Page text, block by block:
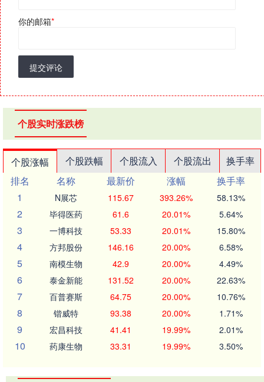
你的邮箱*
提交评论
个股实时涨跌榜
个股涨幅 个股跌幅 个股流入 个股流出
换手率
排名
名称 最新价 涨幅
换手率
1
N展芯 115.67 393.26% 58.13%
2 毕得医药 61.6 20.01% 5.64%
3 一博科技 53.33 20.01% 15.80%
4 方邦股份 146.16 20.00% 6.58%
5 南模生物 42.9 20.00% 4.49%
6 泰金新能 131.52 20.00% 22.63%
7 百普赛斯 64.75 20.00% 10.76%
8 锴威特 93.38 20.00% 1.71%
9 宏昌科技 41.41 19.99% 2.01%
10 药康生物 33.31 19.99% 3.50%